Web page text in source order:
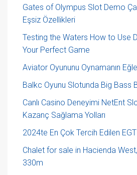
Gates of Olympus Slot Demo
Eşsiz Özellikleri
Testing the Waters How to Use
Your Perfect Game
Aviator Oyununu Oynamanın
Balkc Oyunu Slotunda Big Bass
Canlı Casino Deneyimi NetEnt
Kazanç Sağlama Yolları
2024te En Çok Tercih Edilen
Chalet for sale in Hacienda
330m